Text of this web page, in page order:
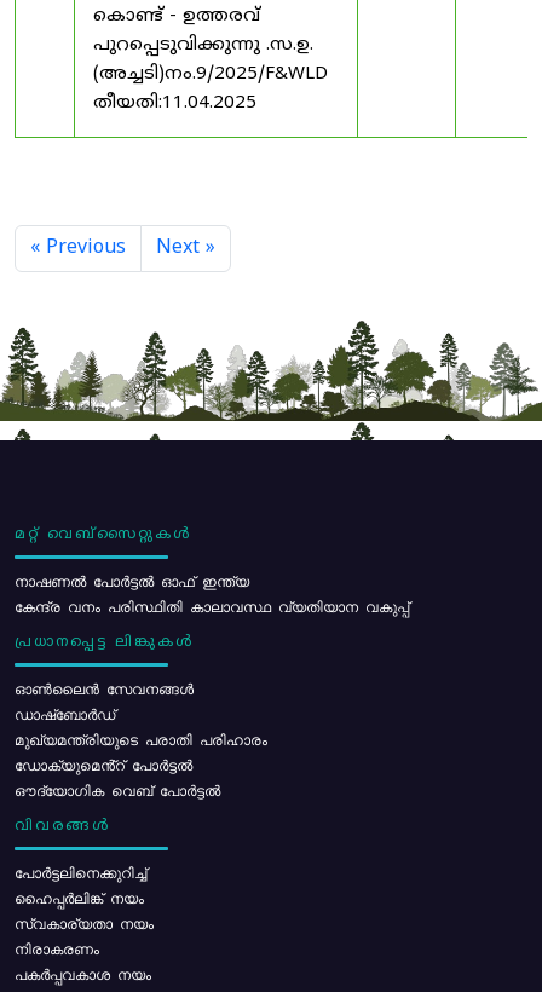
കൊണ്ട് - ഉത്തരവ്
പുറപ്പെടുവിക്കുന്നു .സ.ഉ.
(അച്ചടി)നം.9/2025/F&WLD
തീയതി:11.04.2025
« Previous Next »
മറ്റ് വെബ്സൈറ്റുകൾ
നാഷണൽ പോർട്ടൽ ഓഫ് ഇന്ത്യ
കേന്ദ്ര വനം പരിസ്ഥിതി കാലാവസ്ഥ വ്യതിയാന വകുപ്പ്
പ്രധാനപ്പെട്ട ലിങ്കുകൾ
ഓൺലൈൻ സേവനങ്ങൾ
ഡാഷ്ബോർഡ്
മുഖ്യമന്ത്രിയുടെ പരാതി പരിഹാരം
ഡോക്യുമെൻ്റ് പോർട്ടൽ
ഔദ്യോഗിക വെബ് പോർട്ടൽ
വിവരങ്ങൾ
പോര്‍ട്ടലിനെക്കുറിച്ച്
ഹൈപ്പർലിങ്ക് നയം
സ്വകാര്യതാ നയം
നിരാകരണം
പകർപ്പവകാശ നയം